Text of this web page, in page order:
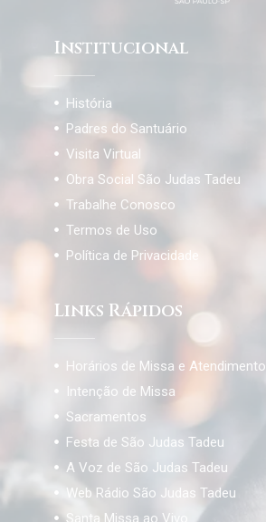
Institucional
História
Padres do Santuário
Visita Virtual
Obra Social São Judas Tadeu
Trabalhe Conosco
Termos de Uso
Política de Privacidade
Links Rápidos
Horários de Missa e Atendimento
Intenção de Missa
Sacramentos
Festa de São Judas Tadeu
A Voz de São Judas Tadeu
Web Rádio São Judas Tadeu
Santa Missa ao Vivo